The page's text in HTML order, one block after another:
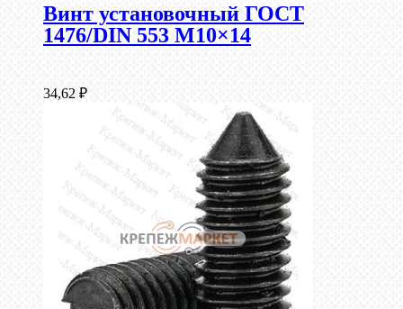
Винт установочный ГОСТ
1476/DIN 553 М10×14
34,62 ₽